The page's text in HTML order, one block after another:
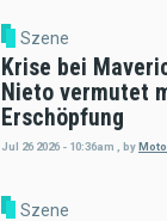
Szene
Krise bei
Nieto vermutet
Erschöpfung
Jul 26 2026 - 10:36am by
Szene